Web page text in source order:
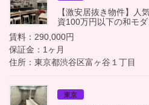
【激安居抜き物件】人
資100万円以下の和モダ
賃料：290,000円
保証金：1ヶ月
住所：東京都渋谷区富ヶ谷１丁目
東京